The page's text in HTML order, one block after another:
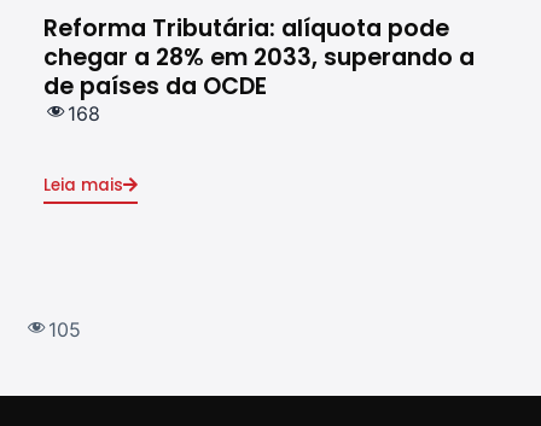
Reforma Tributária: alíquota pode
chegar a 28% em 2033, superando a
de países da OCDE
168
Leia mais
105